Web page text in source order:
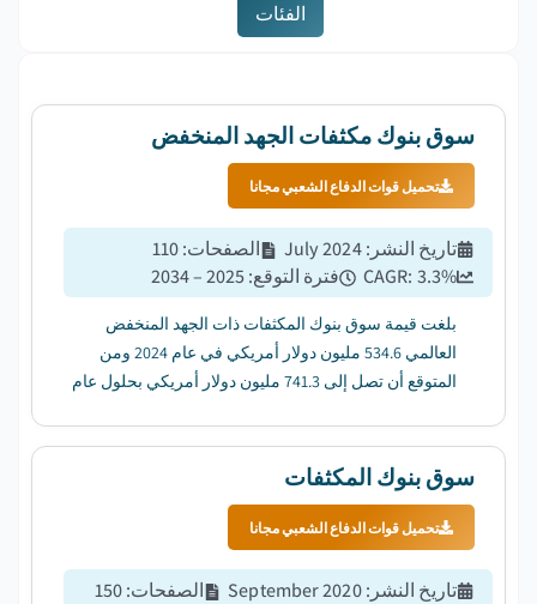
الفئات
سوق بنوك مكثفات الجهد المنخفض
تحميل قوات الدفاع الشعبي مجانا
تاريخ النشر :
July 2024 الصفحات:
110
CAGR: 3.3% فترة التوقع:
2025 – 2034
بلغت قيمة سوق بنوك المكثفات ذات الجهد المنخفض
العالمي 534.6 مليون دولار أمريكي في عام 2024 ومن
المتوقع أن تصل إلى 741.3 مليون دولار أمريكي بحلول عام
سوق بنوك المكثفات
تحميل قوات الدفاع الشعبي مجانا
تاريخ النشر :
September 2020 الصفحات:
150